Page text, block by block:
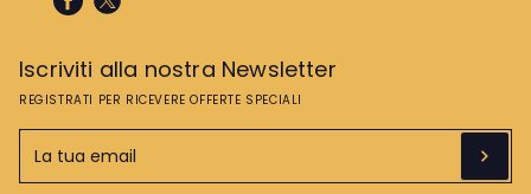
Iscriviti alla nostra Newsletter
REGISTRATI PER RICEVERE OFFERTE SPECIALI